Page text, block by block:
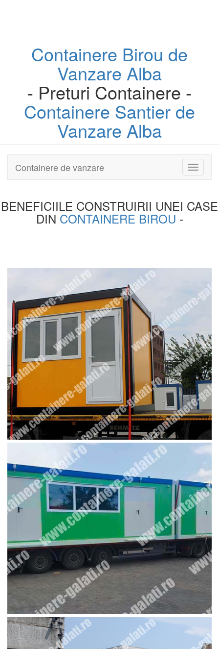
Containere Birou de
Vanzare Alba
- Preturi Containere -
Containere Santier de
Vanzare Alba
Toggle
Containere de vanzare
BENEFICIILE CONSTRUIRII UNEI CASE
DIN CONTAINERE BIROU -